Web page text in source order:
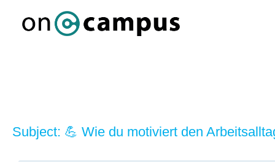
Subject: 💪 Wie du motiviert den